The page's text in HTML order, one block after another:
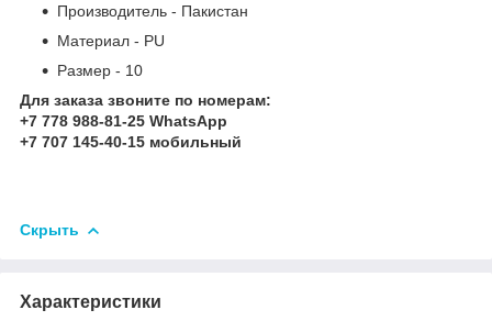
Производитель - Пакистан
Материал - PU
Размер - 10
Для заказа звоните по номерам:
+7 778 988-81-25 WhatsApp
+7 707 145-40-15 мобильный
Скрыть
Характеристики